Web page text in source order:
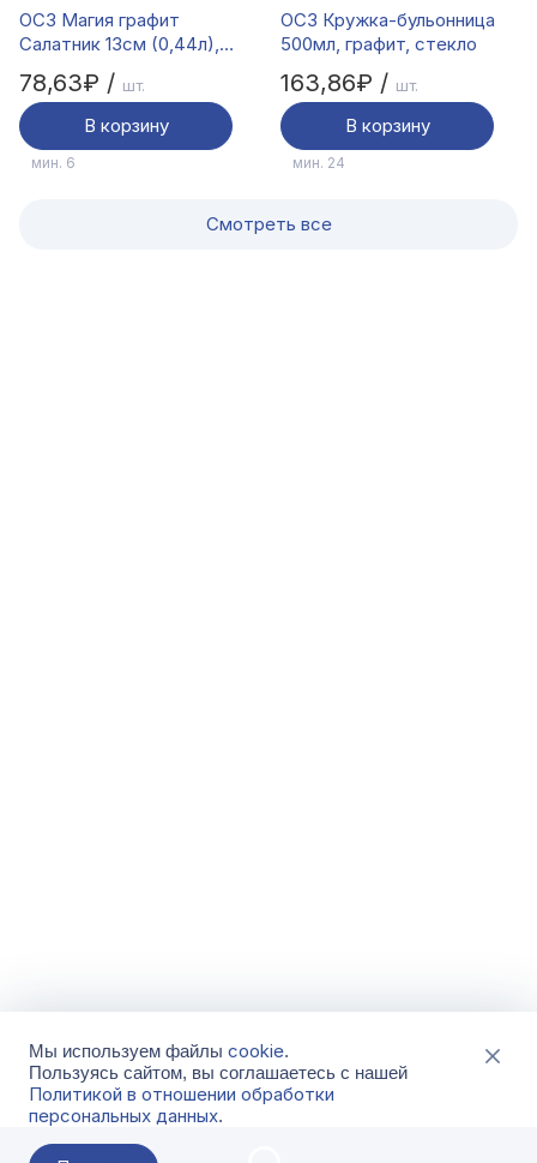
ОСЗ Магия графит
Салатник 13см (0,44л),
78,63₽ / шт.
В корзину
мин. 6
ОСЗ Кружка-бульонница
500мл, графит, стекло
163,86₽ / шт.
В корзину
мин. 24
Смотреть все
Мы используем файлы cookie.
Пользуясь сайтом, вы соглашаетесь с нашей
Политикой в отношении обработки
персональных данных.